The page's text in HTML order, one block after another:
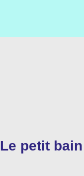
Le petit bain